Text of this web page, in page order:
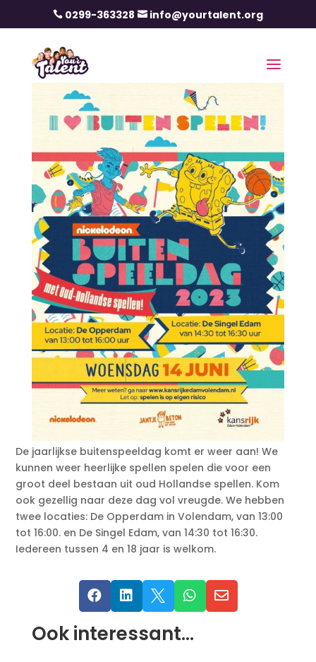
 0299-363328  info@yourtalent.org
De jaarlijkse buitenspeeldag komt er weer aan! We
kunnen weer heerlijke spellen spelen die voor een
groot deel bestaan uit oud Hollandse spellen. Kom
ook gezellig naar deze dag vol vreugde. We hebben
twee locaties: De Opperdam in Volendam, van 13:00
tot 16:00. en De Singel Edam, van 14:30 tot 16:30.
Iedereen tussen 4 en 18 jaar is welkom.
    
Ook interessant…